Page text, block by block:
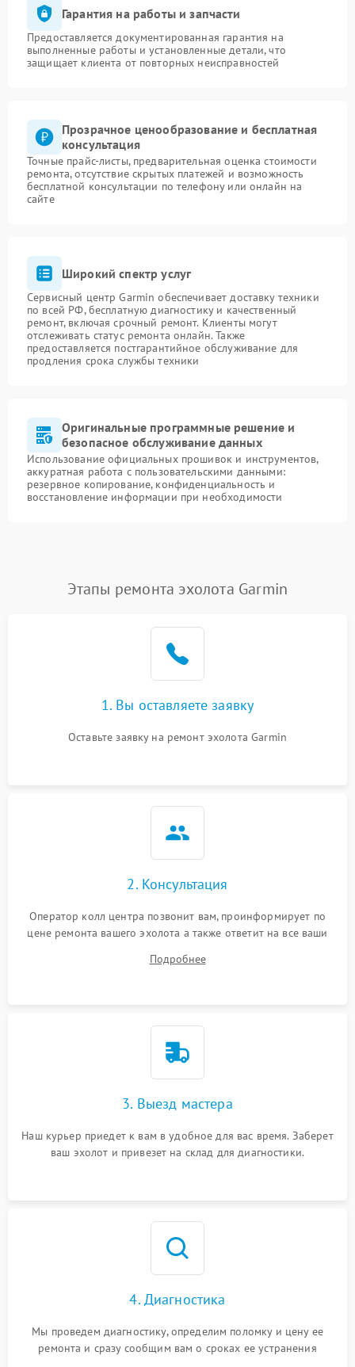
Гарантия на работы и запчасти
Предоставляется документированная гарантия на
выполненные работы и установленные детали, что
защищает клиента от повторных неисправностей
Прозрачное ценообразование и бесплатная
консультация
Точные прайс-листы, предварительная оценка стоимости
ремонта, отсутствие скрытых платежей и возможность
бесплатной консультации по телефону или онлайн на
сайте
Широкий спектр услуг
Сервисный центр Garmin обеспечивает доставку техники
по всей РФ, бесплатную диагностику и качественный
ремонт, включая срочный ремонт. Клиенты могут
отслеживать статус ремонта онлайн. Также
предоставляется постгарантийное обслуживание для
продления срока службы техники
Оригинальные программные решение и
безопасное обслуживание данных
Использование официальных прошивок и инструментов,
аккуратная работа с пользовательскими данными:
резервное копирование, конфиденциальность и
восстановление информации при необходимости
Этапы ремонта эхолота Garmin
1. Вы оставляете заявку
Оставьте заявку на ремонт эхолота Garmin
2. Консультация
Оператор колл центра позвонит вам, проинформирует по
цене ремонта вашего эхолота а также ответит на все ваши
Подробнее
3. Выезд мастера
Наш курьер приедет к вам в удобное для вас время. Заберет
ваш эхолот и привезет на склад для диагностики.
4. Диагностика
Мы проведем диагностику, определим поломку и цену ее
ремонта и сразу сообщим вам о сроках ее устранения